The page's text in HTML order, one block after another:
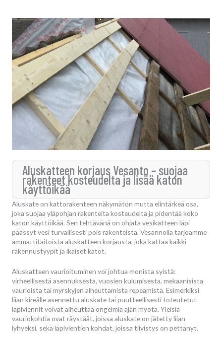
Aluskatteen korjaus Vesanto – suojaa
rakenteet kosteudelta ja lisää katon
käyttöikää
Aluskate on kattorakenteen näkymätön mutta elintärkeä osa,
joka suojaa yläpohjan rakenteita kosteudelta ja pidentää koko
katon käyttöikää. Sen tehtävänä on ohjata vesikatteen läpi
päässyt vesi turvallisesti pois rakenteista. Vesannolla tarjoamme
ammattitaitoista aluskatteen korjausta, joka kattaa kaikki
rakennustyypit ja ikäiset katot.
Aluskatteen vaurioituminen voi johtua monista syistä:
virheellisestä asennuksesta, vuosien kulumisesta, mekaanisista
vaurioista tai myrskyjen aiheuttamista repeämistä. Esimerkiksi
liian kireälle asennettu aluskate tai puutteellisesti toteutetut
läpiviennit voivat aiheuttaa ongelmia ajan myötä. Yleisiä
vauriokohtia ovat räystäät, joissa aluskate on jätetty liian
lyhyeksi, sekä läpivientien kohdat, joissa tiivistys on pettänyt.